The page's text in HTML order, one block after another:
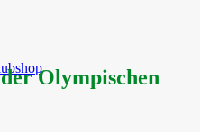
Olympischen